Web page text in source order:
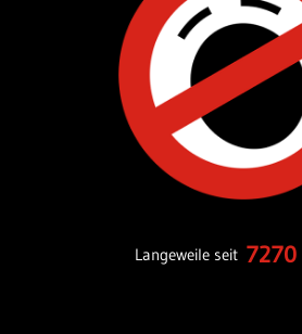
Langeweile seit 7270